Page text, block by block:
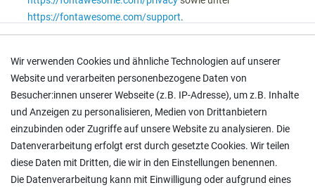
https://fontawesome.com/support.
Betroffenenrechte und Speicherdauer
Die Daten werden unter Berücksichtigung gesetzlicher
Aufbewahrungsfristen gespeichert und dann nach
Fristablauf gelöscht, sofern Sie der weitergehenden
Verarbeitung und Nutzung nicht zugestimmt haben.
Wir verwenden Cookies und ähnliche Technologien auf unserer
Website und verarbeiten personenbezogene Daten von
Besucher:innen unserer Webseite (z.B. IP-Adresse), um z.B. Inhalte
und Anzeigen zu personalisieren, Medien von Drittanbietern
einzubinden oder Zugriffe auf unsere Website zu analysieren. Die
Datenverarbeitung erfolgt erst durch gesetzte Cookies. Wir teilen
diese Daten mit Dritten, die wir in den Einstellungen benennen.
Die Datenverarbeitung kann mit Einwilligung oder aufgrund eines